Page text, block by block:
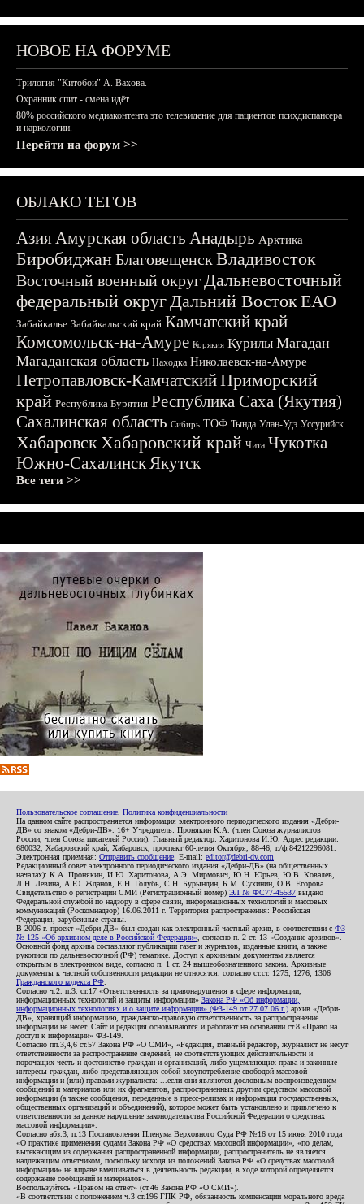
НОВОЕ НА ФОРУМЕ
Трилогия "Китобои" А. Вахова.
Охранник спит - смена идёт
80% российского медиаконтента это телевидение для пациентов психдиспансера
и наркологии.
Перейти на форум >>
ОБЛАКО ТЕГОВ
АзияАмурская область Анадырь Арктика
БиробиджанБлаговещенскВладивосток
Восточный военный округДальневосточный
федеральный округДальний ВостокЕАО
Забайкалье Забайкальский край Камчатский край
Комсомольск-на-Амуре Корякия Курилы Магадан
Магаданская область Находка Николаевск-на-Амуре
Петропавловск-КамчатскийПриморский
край Республика Бурятия Республика Саха (Якутия)
Сахалинская область Сибирь ТОФ Тында Улан-Удэ Уссурийск
ХабаровскХабаровский край Чита Чукотка
Южно-СахалинскЯкутск
Все теги >>
Пользовательское соглашение Политика конфиденциальности
На данном сайте распространяется информация электронного периодического издания «Дебри-
ДВ» со знаком «Дебри-ДВ». 16+ Учредитель: Пронякин К.А. (член Союза журналистов
России, член Союза писателей России). Главный редактор: Харитонова И.Ю. Адрес редакции:
680032, Хабаровский край, Хабаровск, проспект 60-летия Октября, 88-46, т./ф.84212296081.
Электронная приемная: Отправить сообщение . E-mail: editor@debri-dv.com
Редакционный совет электронного периодического издания «Дебри-ДВ» (на общественных
началах): К.А. Пронякин, И.Ю. Харитонова, А.Э. Мирмович, Ю.Н. Юрьев, Ю.В. Ковалев,
Л.Н. Левина, А.Ю. Жданов, Е.Н. Голубь, С.Н. Бурындин, Б.М. Сухинин, О.В. Егорова
Свидетельство о регистрации СМИ (Регистрационный номер) ЭЛ № ФС77-45537 выдано
Федеральной службой по надзору в сфере связи, информационных технологий и массовых
коммуникаций (Роскомнадзор) 16.06.2011 г. Территория распространения: Российская
Федерация, зарубежные страны.
В 2006 г. проект «Дебри-ДВ» был создан как электронный частный архив, в соответствии с ФЗ
№ 125 «Об архивном деле в Российской Федерации» , согласно п. 2 ст. 13 «Создание архивов».
Основной фонд архива составляют публикации газет и журналов, изданные книги, а также
рукописи по дальневосточной (РФ) тематике. Доступ к архивным документам является
открытым в электронном виде, согласно п. 1 ст. 24 вышеобозначенного закона. Архивные
документы к частной собственности редакции не относятся, согласно ст.ст. 1275, 1276, 1306
Гражданского кодекса РФ
Согласно ч.2. п.3. ст.17 «Ответственность за правонарушения в сфере информации,
информационных технологий и защиты информации» Закона РФ «Об информации,
информационных технологиях и о защите информации» (ФЗ-149 от 27.07.06 г.) архив «Дебри-
ДВ», хранящий информацию, гражданско-правовую ответственность за распространение
информации не несет. Сайт и редакция основываются и работают на основании ст.8 «Право на
доступ к информации» ФЗ-149.
Согласно пп.3,4,6 ст.57 Закона РФ «О СМИ», «Редакция, главный редактор, журналист не несут
ответственности за распространение сведений, не соответствующих действительности и
порочащих честь и достоинство граждан и организаций, либо ущемляющих права и законные
интересы граждан, либо представляющих собой злоупотребление свободой массовой
информации и (или) правами журналиста: ...если они являются дословным воспроизведением
сообщений и материалов или их фрагментов, распространенных другим средством массовой
информации (а также сообщения, переданные в пресс-релизах и информация государственных,
общественных организаций и объединений), которое может быть установлено и привлечено к
ответственности за данное нарушение законодательства Российской Федерации о средствах
массовой информации».
Согласно абз.3, п.13 Постановления Пленума Верховного Суда РФ №16 от 15 июня 2010 года
«О практике применения судами Закона РФ «О средствах массовой информации», «по делам,
вытекающим из содержания распространенной информации, распространитель не является
надлежащим ответчиком, поскольку исходя из положений Закона РФ «О средствах массовой
информации» не вправе вмешиваться в деятельность редакции, в ходе которой определяется
содержание сообщений и материалов».
Воспользуйтесь «Правом на ответ» (ст.46 Закона РФ «О СМИ»).
«В соответствии с положением ч.3 ст.196 ГПК РФ, обязанность компенсации морального вреда